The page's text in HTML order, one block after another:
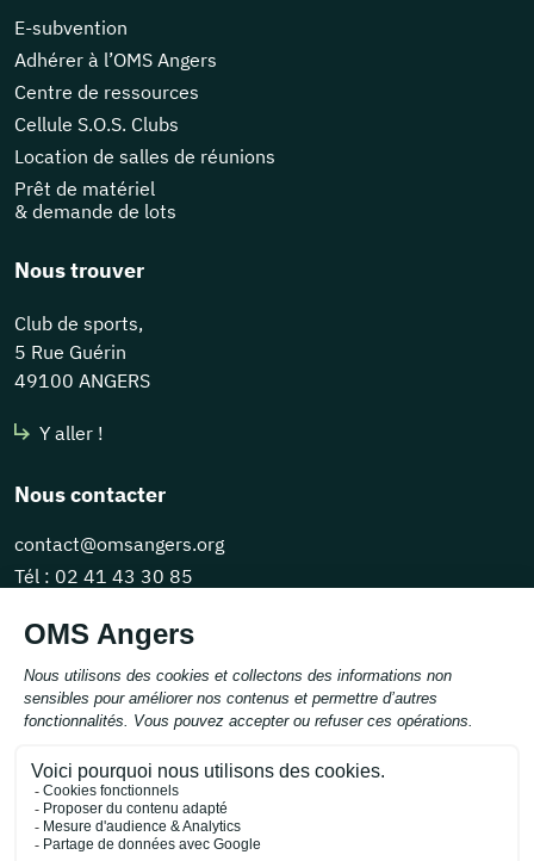
E-subvention
Adhérer à l’OMS Angers
Centre de ressources
Cellule S.O.S. Clubs
Location de salles de réunions
Prêt de matériel
& demande de lots
Nous trouver
Club de sports,
5 Rue Guérin
49100 ANGERS
Y aller !
Nous contacter
contact@omsangers.org
Tél : 02 41 43 30 85